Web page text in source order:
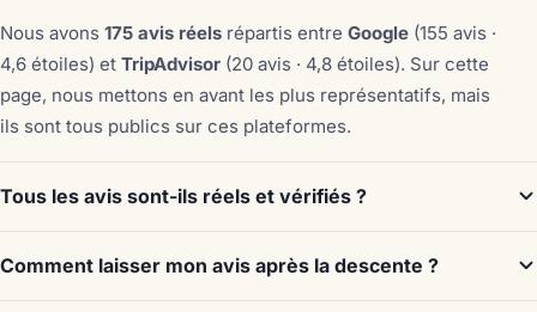
Nous avons 175 avis réels répartis entre Google (155 avis ·
4,6 étoiles) et TripAdvisor (20 avis · 4,8 étoiles). Sur cette
page, nous mettons en avant les plus représentatifs, mais
ils sont tous publics sur ces plateformes.
Tous les avis sont-ils réels et vérifiés ?
Comment laisser mon avis après la descente ?